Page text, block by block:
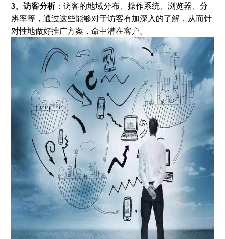
3、访客分析：访客的地域分布、操作系统、浏览器、分
辨率等，通过这些能够对于访客有加深入的了解，从而针
对性地做好推广方案，命中潜在客户。